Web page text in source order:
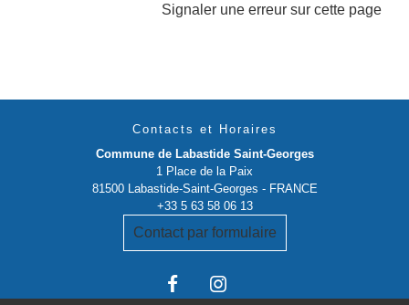
Signaler une erreur sur cette page
Contacts et Horaires
Commune de Labastide Saint-Georges
1 Place de la Paix
81500 Labastide-Saint-Georges - FRANCE
+33 5 63 58 06 13
Contact par formulaire